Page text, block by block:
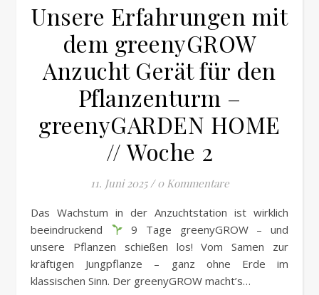
Unsere Erfahrungen mit
dem greenyGROW
Anzucht Gerät für den
Pflanzenturm –
greenyGARDEN HOME
// Woche 2
11. Juni 2025 / 0 Kommentare
Das Wachstum in der Anzuchtstation ist wirklich
beeindruckend
9 Tage greenyGROW – und
unsere Pflanzen schießen los! Vom Samen zur
kräftigen Jungpflanze – ganz ohne Erde im
klassischen Sinn. Der greenyGROW macht’s…